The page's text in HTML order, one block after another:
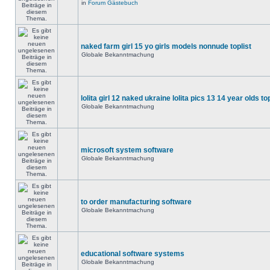
in Forum Gästebuch
naked farm girl 15 yo girls models nonnude toplist
Globale Bekanntmachung
lolita girl 12 naked ukraine lolita pics 13 14 year olds
Globale Bekanntmachung
microsoft system software
Globale Bekanntmachung
to order manufacturing software
Globale Bekanntmachung
educational software systems
Globale Bekanntmachung